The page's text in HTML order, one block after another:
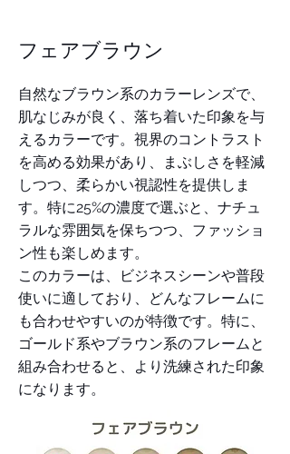
​フェアブラウン
自然なブラウン系のカラーレンズで、
肌なじみが良く、落ち着いた印象を与
えるカラーです。視界のコントラスト
を高める効果があり、まぶしさを軽減
しつつ、柔らかい視認性を提供しま
す。特に25%の濃度で選ぶと、ナチュ
ラルな雰囲気を保ちつつ、ファッショ
ン性も楽しめます。
このカラーは、ビジネスシーンや普段
使いに適しており、どんなフレームに
も合わせやすいのが特徴です。特に、
ゴールド系やブラウン系のフレームと
組み合わせると、より洗練された印象
になります。